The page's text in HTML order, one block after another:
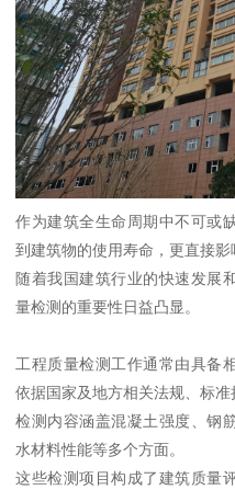
作为建筑全生命周期中不可或
到建筑物的使用寿命，更直接影
随着我国建筑行业的快速发展
量检测的重要性日益凸显。
工程质量检测工作通常由具备
依据国家及地方相关法规、标准
检测内容涵盖混凝土强度、钢
水材料性能等多个方面。
这些检测项目构成了建筑质量